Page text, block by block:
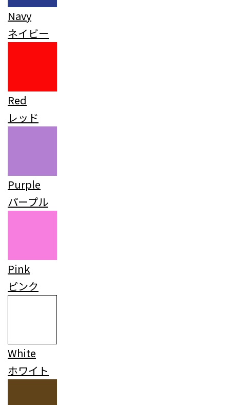
Navy
ネイビー
Red
レッド
Purple
パープル
Pink
ピンク
White
ホワイト